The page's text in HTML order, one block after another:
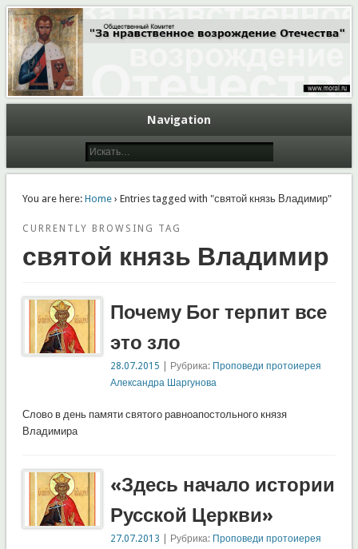
Moral.Ru
Общественный Комитет "За нравственное возрождение Отечества"
Navigation
You are here: Home› Entries tagged with "святой князь Владимир"
CURRENTLY BROWSING TAG
святой князь Владимир
Почему Бог терпит все
это зло
28.07.2015 | Рубрика: Проповеди протоиерея
Александра Шаргунова
Слово в день памяти святого равноапостольного князя
Владимира
«Здесь начало истории
Русской Церкви»
27.07.2013 | Рубрика: Проповеди протоиерея